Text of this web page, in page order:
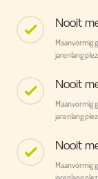
Nooit
Maanvormig
jarenlang
Nooit
Maanvormig
jarenlang
Nooit
Maanvormig